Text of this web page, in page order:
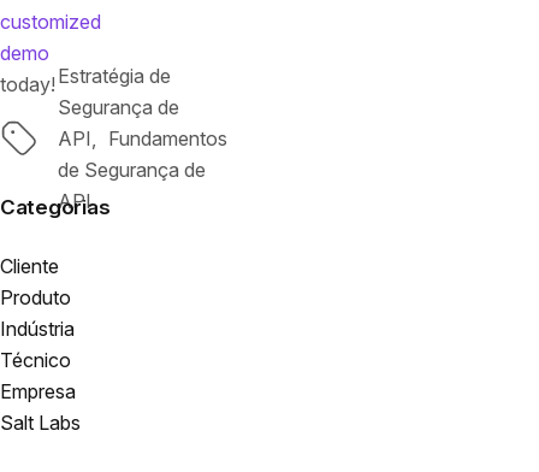
customized
demo
today!
Tags
Estratégia de
Segurança de
API
Fundamentos
de Segurança de
API
Categorias
Cliente
Produto
Indústria
Técnico
Empresa
Salt Labs